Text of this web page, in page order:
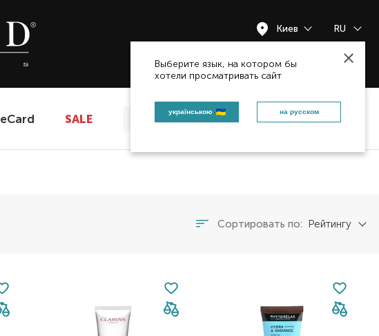
Киев RU
Выберите язык, на котором бы
хотели просматривать сайт
Закрыть
українською на русском
eCard SALE
Сортировать по: Рейтингу